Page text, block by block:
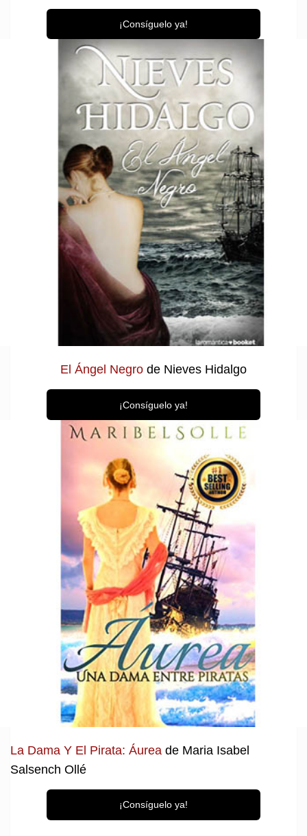
¡Consíguelo ya!
El Ángel Negro de Nieves Hidalgo
¡Consíguelo ya!
La Dama Y El Pirata: Áurea de Maria Isabel
Salsench Ollé
¡Consíguelo ya!